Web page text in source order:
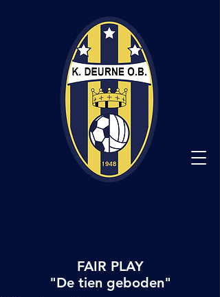
FAIR PLAY
"De tien geboden"